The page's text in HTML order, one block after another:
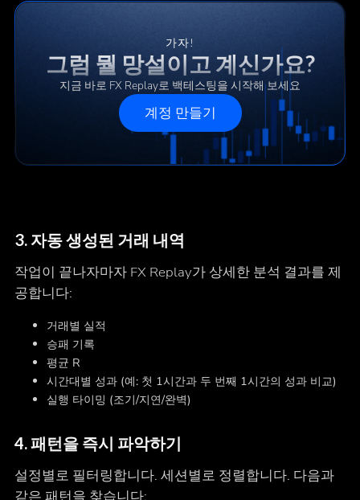
가자!
그럼 뭘 망설이고 계신가요?
지금 바로 FX Replay로 백테스팅을 시작해 보세요
계정 만들기
3. 자동 생성된 거래 내역
작업이 끝나자마자 FX Replay가 상세한 분석 결과를 제
공합니다:
거래별 실적
승패 기록
평균 R
시간대별 성과 (예: 첫 1시간과 두 번째 1시간의 성과 비교)
실행 타이밍 (조기/지연/완벽)
4.패턴을 즉시 파악하기
설정별로 필터링합니다. 세션별로 정렬합니다. 다음과